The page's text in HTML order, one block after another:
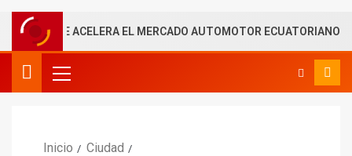
QUE ACELERA EL MERCADO AUTOMOTOR ECUATORIANO
Inicio
Ciudad